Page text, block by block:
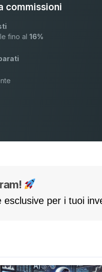
commissioni
fino al16%
per i tuoi